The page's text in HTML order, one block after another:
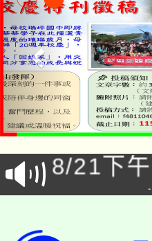
「本色
場熱烈
8/21下
徵才活
YOUNG
局官網。